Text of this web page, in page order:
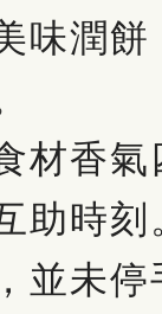
味潤
香氣
助時
並未